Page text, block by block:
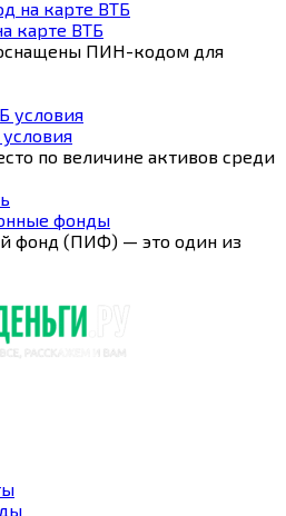
карте ВТБ
ПИН-кодом для
по величине активов среди
фонды
фонд (ПИФ) — это один из